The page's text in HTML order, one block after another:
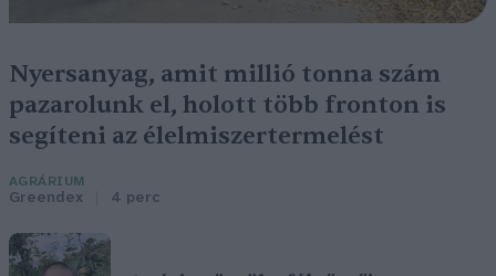
Nyersanyag, amit millió tonna szám
pazarolunk el, holott több fronton is
segíteni az élelmiszertermelést
AGRÁRIUM
Greendex 4 perc